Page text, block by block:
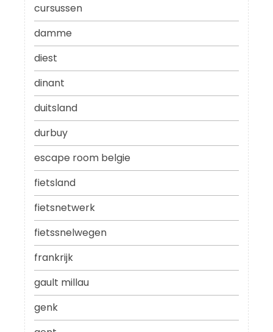
cursussen
damme
diest
dinant
duitsland
durbuy
escape room belgie
fietsland
fietsnetwerk
fietssnelwegen
frankrijk
gault millau
genk